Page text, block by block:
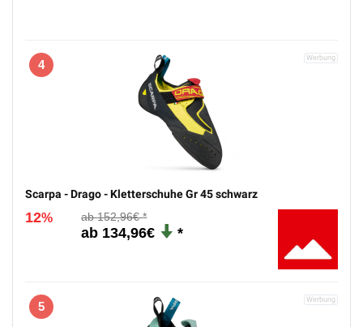
4
Scarpa - Drago - Kletterschuhe Gr 45 schwarz
12% 152,96€
134,96€
5